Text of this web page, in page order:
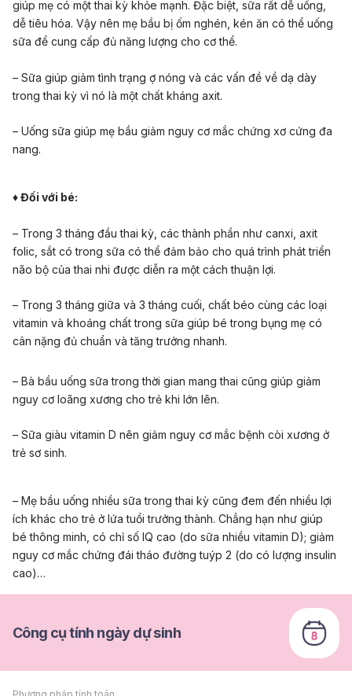
giúp mẹ có một thai kỳ khỏe mạnh. Đặc biệt, sữa rất dễ uống,
dễ tiêu hóa. Vậy nên mẹ bầu bị ốm nghén, kén ăn có thể uống
sữa để cung cấp đủ năng lượng cho cơ thể.
– Sữa giúp giảm tình trạng ợ nóng và các vấn đề về dạ dày
trong thai kỳ vì nó là một chất kháng axit.
– Uống sữa giúp mẹ bầu giảm nguy cơ mắc chứng xơ cứng đa
nang.
♦ Đối với bé:
– Trong 3 tháng đầu thai kỳ, các thành phần như canxi, axit
folic , sắt có trong sữa có thể đảm bảo cho quá trình phát triển
não bộ của thai nhi được diễn ra một cách thuận lợi.
– Trong 3 tháng giữa và 3 tháng cuối, chất béo cùng các loại
vitamin và khoáng chất trong sữa giúp bé trong bụng mẹ có
cân nặng đủ chuẩn và tăng trưởng nhanh.
– Bà bầu uống sữa trong thời gian mang thai cũng giúp giảm
nguy cơ loãng xương cho trẻ khi lớn lên.
– Sữa giàu vitamin D nên giảm nguy cơ mắc bệnh còi xương ở
trẻ sơ sinh.
– Mẹ bầu uống nhiều sữa trong thai kỳ cũng đem đến nhiều lợi
ích khác cho trẻ ở lứa tuổi trưởng thành. Chẳng hạn như giúp
bé thông minh, có chỉ số IQ cao (do sữa nhiều vitamin D); giảm
nguy cơ mắc chứng đái tháo đường tuýp 2 (do có lượng insulin
cao)…
Công cụ tính ngày dự sinh